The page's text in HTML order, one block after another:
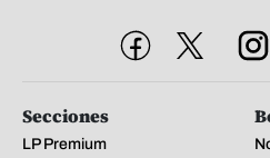
Secciones
LP Premium